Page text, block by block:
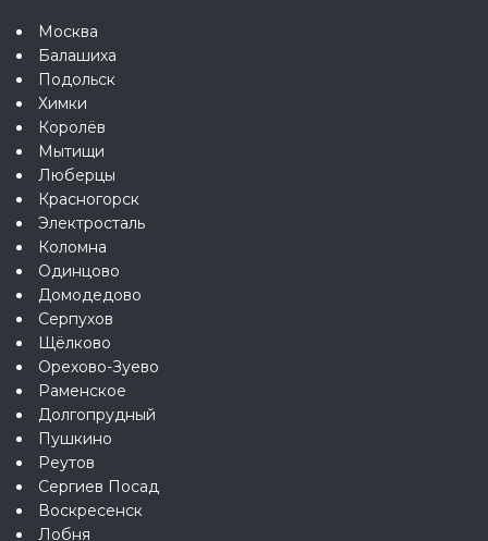
Москва
Балашиха
Подольск
Химки
Королёв
Мытищи
Люберцы
Красногорск
Электросталь
Коломна
Одинцово
Домодедово
Серпухов
Щёлково
Орехово-Зуево
Раменское
Долгопрудный
Пушкино
Реутов
Сергиев Посад
Воскресенск
Лобня